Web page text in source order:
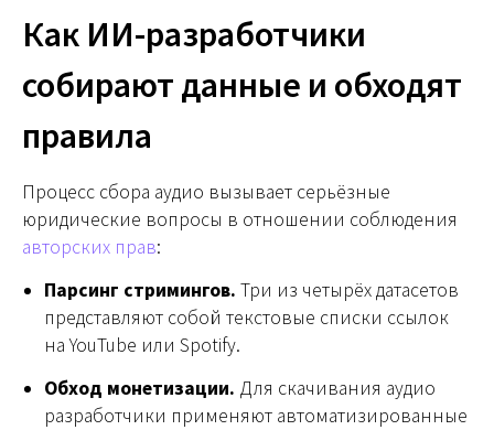
Как ИИ-разработчики
собирают данные и обходят
правила
Процесс сбора аудио вызывает серьёзные
юридические вопросы в отношении соблюдения
авторских прав:
Парсинг стримингов. Три из четырёх датасетов
представляют собой текстовые списки ссылок
на YouTube или Spotify.
Обход монетизации. Для скачивания аудио
разработчики применяют автоматизированные